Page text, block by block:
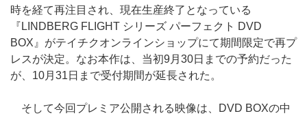
時を経て再注目され、現在生産終了となっている
『LINDBERG FLIGHT シリーズ パーフェクト DVD
BOX』がテイチクオンラインショップにて期間限定で再プ
レスが決定。なお本作は、当初9月30日までの予約だった
が、10月31日まで受付期間が延長された。
そして今回プレミア公開される映像は、DVD BOXの中